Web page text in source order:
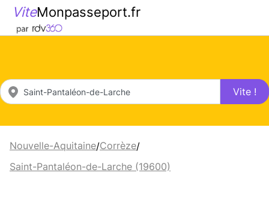
ViteMonpasseport.fr
Vite !
Nouvelle-Aquitaine/Corrèze/
Saint-Pantaléon-de-Larche (19600)